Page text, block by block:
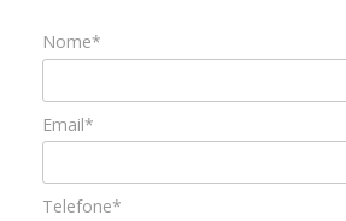
Nome*
Email*
Telefone*